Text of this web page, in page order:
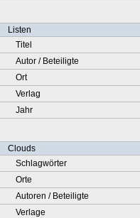
Listen
Titel
Autor / Beteiligte
Ort
Verlag
Jahr
Clouds
Schlagwörter
Orte
Autoren / Beteiligte
Verlage